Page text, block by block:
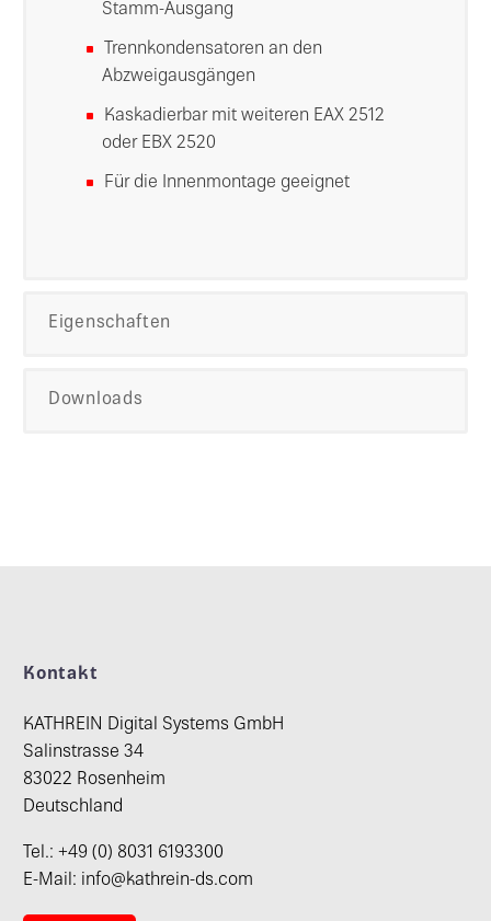
Stamm-Ausgang
Trennkondensatoren an den
Abzweigausgängen
Kaskadierbar mit weiteren EAX 2512
oder EBX 2520
Für die Innenmontage geeignet
Eigenschaften
Downloads
Kontakt
KATHREIN Digital Systems GmbH
Salinstrasse 34
83022 Rosenheim
Deutschland
Tel.: +49 (0) 8031 6193300
E-Mail: info@kathrein-ds.com